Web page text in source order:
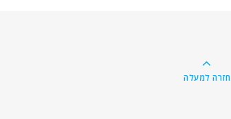
חזרה למעלה